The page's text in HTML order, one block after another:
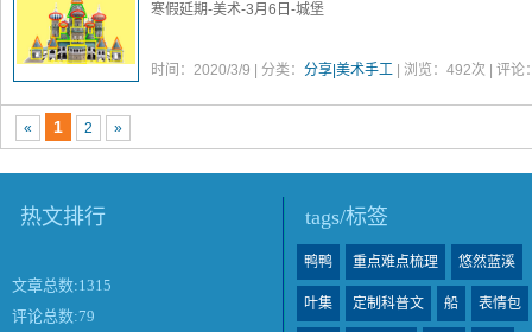
寒假延期-美术-3月6日-城堡
时间：2020/3/9 | 分类： 分享|美术手工 | 浏览： 492次 | 评论
« 1 2 »
热文排行
文章总数:1315
评论总数:79
tags/标签
鸭鸭 重点难点梳理 悠然蓝溪
叶集 定制科普文 船 表情包